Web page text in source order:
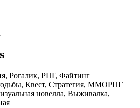
Рогалик, РПГ, Файтинг
Квест, Стратегия, ММОРПГ
новелла, Выживалка,